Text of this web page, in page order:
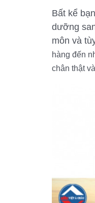
Bất kể
dưỡng
môn và
hàng đến
chân thật